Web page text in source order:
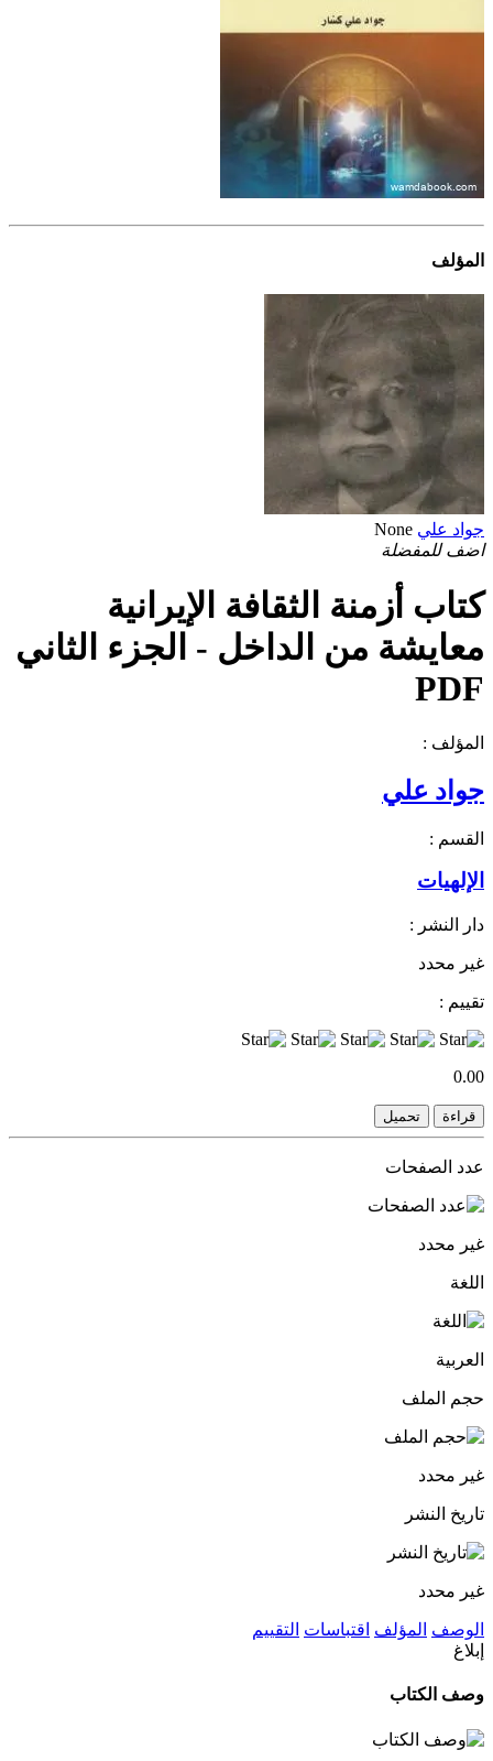
المؤلف
جواد علي None
اضف للمفضلة
كتاب أزمنة الثقافة الإيرانية
معايشة من الداخل - الجزء الثاني
PDF
المؤلف :
جواد علي
القسم :
الإلهيات
دار النشر :
غير محدد
تقييم :
0.00
قراءة تحميل
عدد الصفحات
غير محدد
اللغة
العربية
حجم الملف
غير محدد
تاريخ النشر
غير محدد
الوصف المؤلف اقتباسات التقييم
إبلاغ
وصف الكتاب